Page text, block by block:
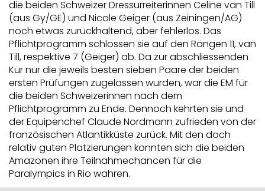
die beiden Schweizer Dressurreiterinnen Celine van Till
(aus Gy/GE) und Nicole Geiger (aus Zeiningen/AG)
noch etwas zurückhaltend, aber fehlerlos. Das
Pflichtprogramm schlossen sie auf den Rängen 11, van
Till, respektive 7 (Geiger) ab. Da zur abschliessenden
Kür nur die jeweils besten sieben Paare der beiden
ersten Prüfungen zugelassen wurden, war die EM für
die beiden Schweizerinnen nach dem
Pflichtprogramm zu Ende. Dennoch kehrten sie und
der Equipenchef Claude Nordmann zufrieden von der
französischen Atlantikküste zurück. Mit den doch
relativ guten Platzierungen konnten sich die beiden
Amazonen ihre Teilnahmechancen für die
Paralympics in Rio wahren.